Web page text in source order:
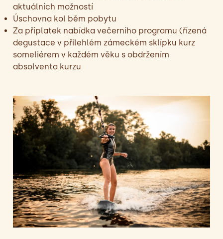
aktuálních možností
Úschovna kol běm pobytu
Za příplatek nabídka večerního programu (řízená
degustace v přilehlém zámeckém sklípku kurz
someliérem v každém věku s obdržením
absolventa kurzu